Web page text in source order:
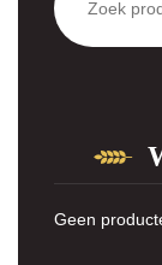
naar:
Geen